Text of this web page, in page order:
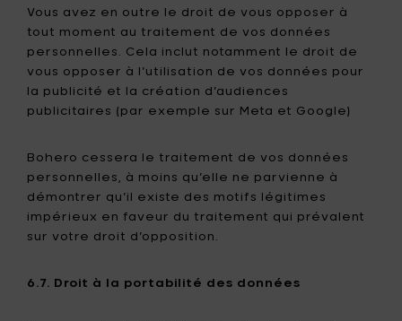
Vous avez en outre le droit de vous opposer à
tout moment au traitement de vos données
personnelles. Cela inclut notamment le droit de
vous opposer à l’utilisation de vos données pour
la publicité et la création d’audiences
publicitaires (par exemple sur Meta et Google)
Bohero cessera le traitement de vos données
personnelles, à moins qu’elle ne parvienne à
démontrer qu’il existe des motifs légitimes
impérieux en faveur du traitement qui prévalent
sur votre droit d’opposition.
6.7. Droit à la portabilité des données